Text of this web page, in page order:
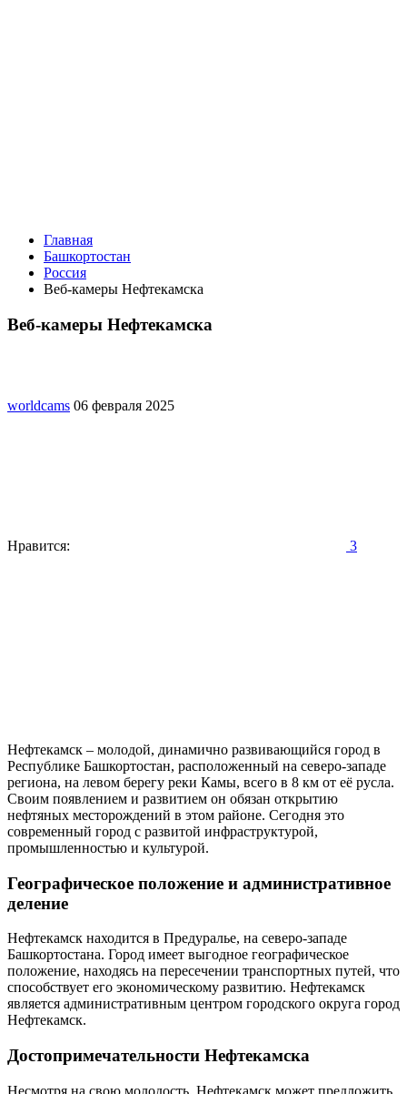
Главная
Башкортостан
Россия
Веб-камеры Нефтекамска
Веб-камеры Нефтекамска
worldcams 06 февраля 2025
Нравится: 3
Нефтекамск – молодой, динамично развивающийся город в
Республике Башкортостан, расположенный на северо-западе
региона, на левом берегу реки Камы, всего в 8 км от её русла.
Своим появлением и развитием он обязан открытию
нефтяных месторождений в этом районе. Сегодня это
современный город с развитой инфраструктурой,
промышленностью и культурой.
Географическое положение и административное
деление
Нефтекамск находится в Предуралье, на северо-западе
Башкортостана. Город имеет выгодное географическое
положение, находясь на пересечении транспортных путей, что
способствует его экономическому развитию. Нефтекамск
является административным центром городского округа город
Нефтекамск.
Достопримечательности Нефтекамска
Несмотря на свою молодость, Нефтекамск может предложить